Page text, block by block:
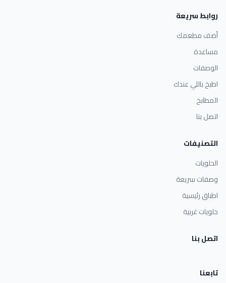
روابط سريعة
أضف مطعمك
مساعدة
الوصفات
اطبخ باللي عندك
المطابخ
اتصل بنا
التصنيفات
الحلويات
وصفات سريعة
اطباق رئيسية
حلويات غربية
اتصل بنا
تابعنا